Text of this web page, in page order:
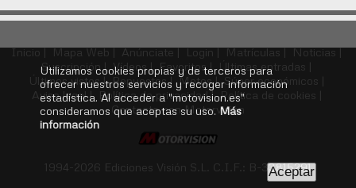
Inicio | Mapa Web | Anúnciate | Login | Matrículas | Noticias |
Suscripción | Vídeos | Favoritos |
Últimas entradas |
Últimos vistos | Repuestos | Motos | Súper económicos |
Aviso legal | Política de privacidad | Política de cookies |
Contacte con Motorvisión
1994-2026 Ediciones Visión S.L. C.I.F.: B-33815291
Utilizamos cookies propias y de terceros para
ofrecer nuestros servicios y recoger información
estadística. Al acceder a "motovision.es"
consideramos que aceptas su uso.Más
información